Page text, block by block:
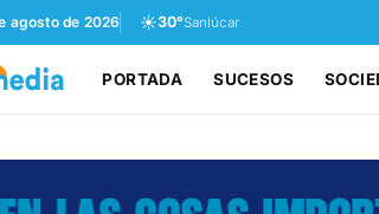
agosto de 2026 ☀️30°Sanlúcar
PORTADA SUCESOS